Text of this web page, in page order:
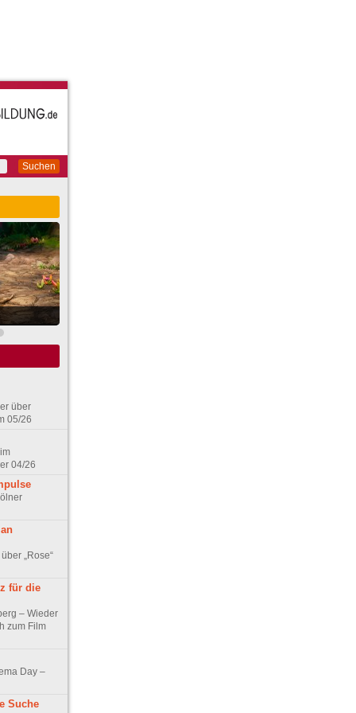
Suchen
über
05/26
04/26
„Rose“
für die
– Wieder
zum Film
Day –
Suche